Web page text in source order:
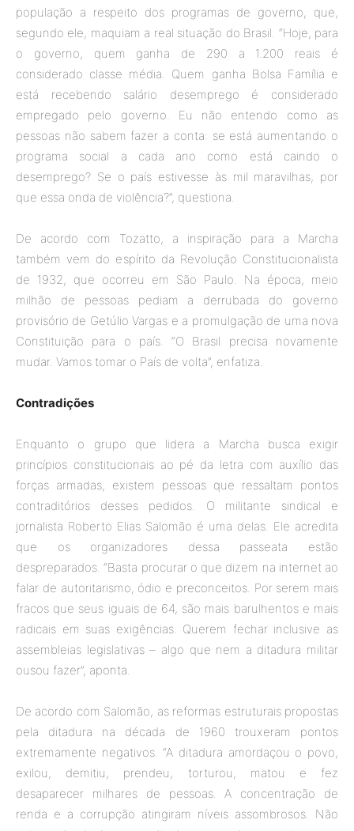
população a respeito dos programas de governo, que,
segundo ele, maquiam a real situação do Brasil. “Hoje, para
o governo, quem ganha de 290 a 1.200 reais é
considerado classe média. Quem ganha Bolsa Família e
está recebendo salário desemprego é considerado
empregado pelo governo. Eu não entendo como as
pessoas não sabem fazer a conta: se está aumentando o
programa social a cada ano como está caindo o
desemprego? Se o país estivesse às mil maravilhas, por
que essa onda de violência?”, questiona.
De acordo com Tozatto, a inspiração para a Marcha
também vem do espírito da Revolução Constitucionalista
de 1932, que ocorreu em São Paulo. Na época, meio
milhão de pessoas pediam a derrubada do governo
provisório de Getúlio Vargas e a promulgação de uma nova
Constituição para o país. “O Brasil precisa novamente
mudar. Vamos tomar o País de volta”, enfatiza.
Contradições
Enquanto o grupo que lidera a Marcha busca exigir
princípios constitucionais ao pé da letra com auxílio das
forças armadas, existem pessoas que ressaltam pontos
contraditórios desses pedidos. O militante sindical e
jornalista Roberto Elias Salomão é uma delas. Ele acredita
que os organizadores dessa passeata estão
despreparados. “Basta procurar o que dizem na internet ao
falar de autoritarismo, ódio e preconceitos. Por serem mais
fracos que seus iguais de 64, são mais barulhentos e mais
radicais em suas exigências. Querem fechar inclusive as
assembleias legislativas – algo que nem a ditadura militar
ousou fazer”, aponta.
De acordo com Salomão, as reformas estruturais propostas
pela ditadura na década de 1960 trouxeram pontos
extremamente negativos. “A ditadura amordaçou o povo,
exilou, demitiu, prendeu, torturou, matou e fez
desaparecer milhares de pessoas. A concentração de
renda e a corrupção atingiram níveis assombrosos. Não